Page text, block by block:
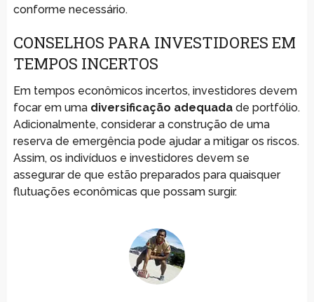
conforme necessário.
CONSELHOS PARA INVESTIDORES EM
TEMPOS INCERTOS
Em tempos econômicos incertos, investidores devem
focar em uma diversificação adequadade portfólio.
Adicionalmente, considerar a construção de uma
reserva de emergência pode ajudar a mitigar os riscos.
Assim, os indivíduos e investidores devem se
assegurar de que estão preparados para quaisquer
flutuações econômicas que possam surgir.